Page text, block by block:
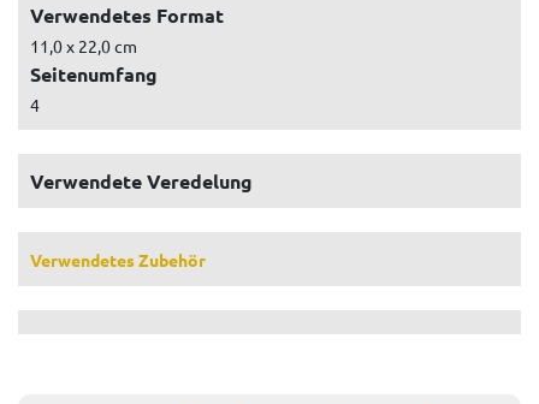
Verwendetes Format
11,0 x 22,0 cm
Seitenumfang
4
Verwendete Veredelung
Verwendetes Zubehör